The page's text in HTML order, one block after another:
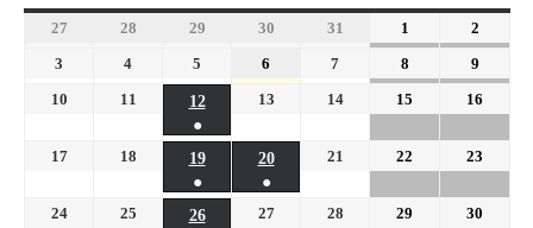
27 28 29 30 31 1
2
3
4 5 6 7 8
9
10
11
12
●
13 14 15 16
17 18
19
●
20
●
21 22 23
24 25
26
27 28 29 30